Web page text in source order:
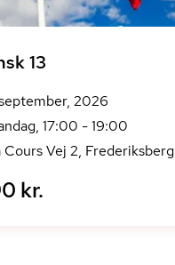
13
2026
17:00 - 19:00
Cours Vej 2, Frederiksberg
kr.